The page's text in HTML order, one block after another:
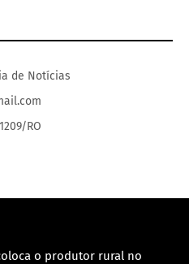
de Notícias
RO
o produtor rural no